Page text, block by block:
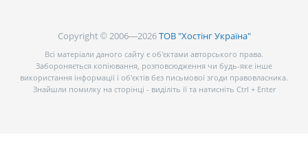
Copyright © 2006—2026ТОВ "Хостінг Україна"
Всі матеріали даного сайту є об’єктами авторського права.
Забороняється копіювання, розповсюдження чи будь-яке інше
використання інформації і об’єктів без письмової згоди правовласника.
Знайшли помилку на сторінці - виділіть її та натисніть Ctrl + Enter